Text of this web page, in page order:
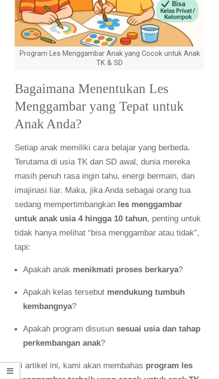
Program Les Menggambar Anak yang Cocok untuk Anak
TK & SD
Bagaimana Menentukan Les
Menggambar yang Tepat untuk
Anak Anda?
Setiap anak memiliki cara belajar yang berbeda.
Terutama di usia TK dan SD awal, dunia mereka
masih penuh rasa ingin tahu, energi bermain, dan
imajinasi liar. Maka, jika Anda sebagai orang tua
sedang mempertimbangkan les menggambar
untuk anak usia 4 hingga 10 tahun, penting untuk
tidak hanya melihat “bisa menggambar atau tidak”,
tapi:
Apakah anak menikmati proses berkarya?
Apakah kelas tersebut mendukung tumbuh
kembangnya?
Apakah program disusun sesuai usia dan tahap
perkembangan anak?
Di artikel ini, kami akan membahas program les